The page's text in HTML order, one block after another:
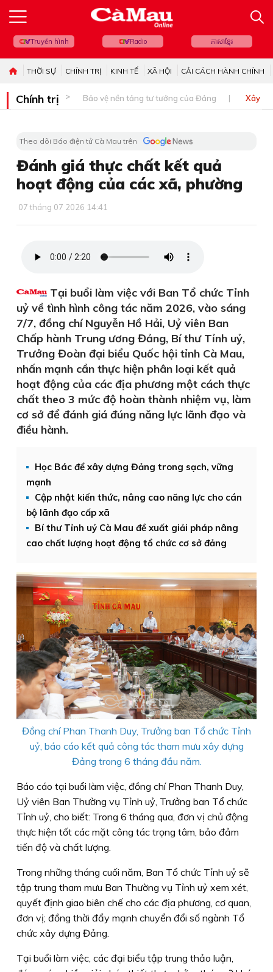
Truyền hình Radio ភាសាខ្មែរ
THỜI SỰ CHÍNH TRỊ KINH TẾ XÃ HỘI CẢI CÁCH HÀNH CHÍNH
Chính trị Bảo vệ nền tảng tư tưởng của Đảng Xây
Theo dõi Báo điện tử Cà Mau trên
Đánh giá thực chất kết quả
hoạt động của các xã, phường
07 tháng 07 2026 14:41
Tại buổi làm việc với Ban Tổ chức Tỉnh
uỷ về tình hình công tác năm 2026, vào sáng
7/7, đồng chí Nguyễn Hồ Hải, Uỷ viên Ban
Chấp hành Trung ương Đảng, Bí thư Tỉnh uỷ,
Trưởng Đoàn đại biểu Quốc hội tỉnh Cà Mau,
nhấn mạnh cần thực hiện phân loại kết quả
hoạt động của các địa phương một cách thực
chất theo 3 mức độ hoàn thành nhiệm vụ, làm
cơ sở để đánh giá đúng năng lực lãnh đạo và
điều hành.
Học Bác để xây dựng Đảng trong sạch, vững
mạnh
Cập nhật kiến thức, nâng cao năng lực cho cán
bộ lãnh đạo cấp xã
Bí thư Tỉnh uỷ Cà Mau đề xuất giải pháp nâng
cao chất lượng hoạt động tổ chức cơ sở đảng
Đồng chí Phan Thanh Duy, Trưởng ban Tổ chức Tỉnh
uỷ, báo cáo kết quả công tác tham mưu xây dựng
Đảng trong 6 tháng đầu năm.
Báo cáo tại buổi làm việc, đồng chí Phan Thanh Duy,
Uỷ viên Ban Thường vụ Tỉnh uỷ, Trưởng ban Tổ chức
Tỉnh uỷ, cho biết: Trong 6 tháng qua, đơn vị chủ động
thực hiện tốt các mặt công tác trọng tâm, bảo đảm
tiến độ và chất lượng.
Trong những tháng cuối năm, Ban Tổ chức Tỉnh uỷ sẽ
tập trung tham mưu Ban Thường vụ Tỉnh uỷ xem xét,
quyết định giao biên chế cho các địa phương, cơ quan,
đơn vị; đồng thời đẩy mạnh chuyển đổi số ngành Tổ
chức xây dựng Đảng.
Tại buổi làm việc, các đại biểu tập trung thảo luận,